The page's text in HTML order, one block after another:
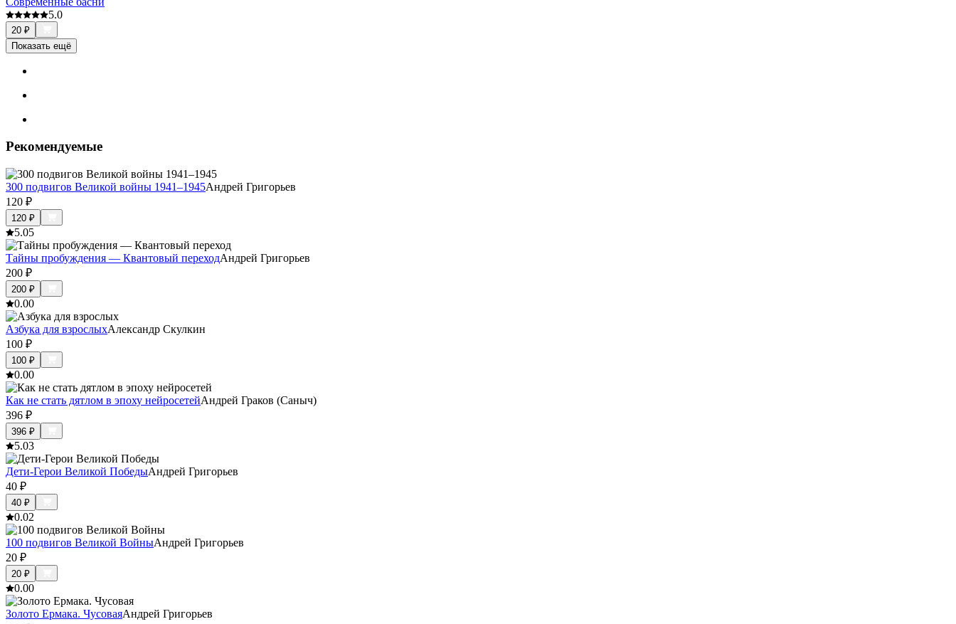
5.0
20 ₽
Показать ещё
Рекомендуемые
300 подвигов Великой войны 1941–1945Андрей Григорьев
120 ₽
120 ₽
5.05
Тайны пробуждения — Квантовый переходАндрей Григорьев
200 ₽
200 ₽
0.00
Азбука для взрослыхАлександр Скулкин
100 ₽
100 ₽
0.00
Как не стать дятлом в эпоху нейросетейАндрей Граков (Саныч)
396 ₽
396 ₽
5.03
Дети-Герои Великой ПобедыАндрей Григорьев
40 ₽
40 ₽
0.02
100 подвигов Великой ВойныАндрей Григорьев
20 ₽
20 ₽
0.00
Золото Ермака. ЧусоваяАндрей Григорьев